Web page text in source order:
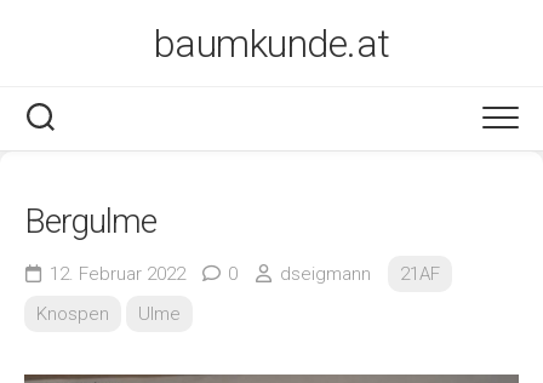
baumkunde.at
Bergulme
12. Februar 2022 0 dseigmann
21AF
Knospen
Ulme